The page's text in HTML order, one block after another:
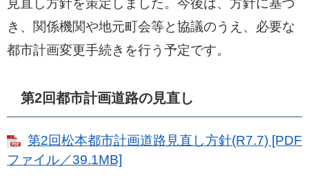
見直し方針を策定しました。今後は、方針に基づ
き、関係機関や地元町会等と協議のうえ、必要な
都市計画変更手続きを行う予定です。
第2回都市計画道路の見直し
第2回松本都市計画道路見直し方針(R7.7) [PDF
ファイル／39.1MB]